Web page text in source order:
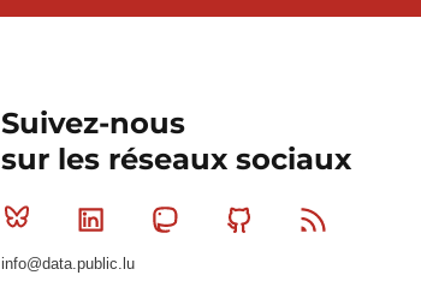
Suivez-nous
sur les réseaux sociaux
Bluesky Linkedin MastodonGithub
info@data.public.lu